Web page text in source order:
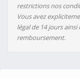
restrictions nos
Vous avez
légal de 14 jours
remboursement.